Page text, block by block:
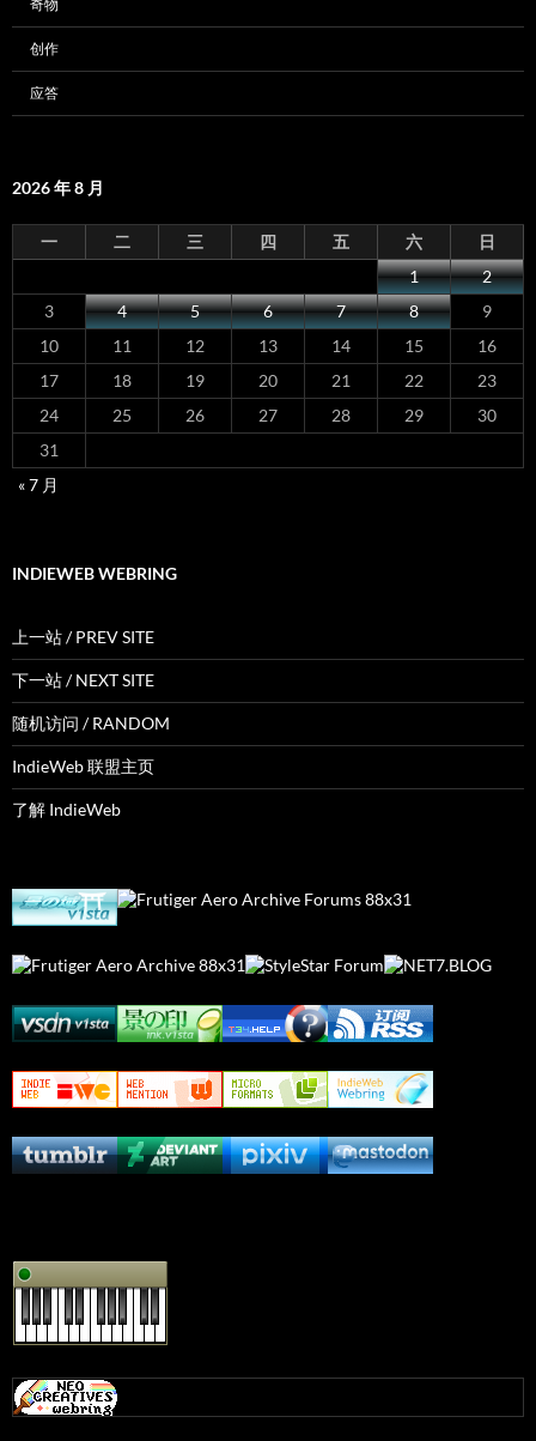
奇物
创作
应答
2026 年 8 月
一 二 三 四 五 六
日
1
2
3
4 5 6 7 8
9
10
11 12 13 14 15
16
17
18 19 20 21 22
23
24
25 26 27 28 29
30
31
« 7 月
INDIEWEB WEBRING
上一站 / PREV SITE
下一站 / NEXT SITE
随机访问 / RANDOM
IndieWeb 联盟主页
了解 IndieWeb